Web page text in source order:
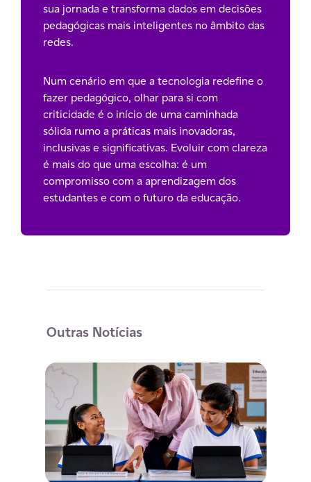
sua jornada e transforma dados em decisões
pedagógicas mais inteligentes no âmbito das
redes.
Num cenário em que a tecnologia redefine o
fazer pedagógico, olhar para si com
criticidade é o início de uma caminhada
sólida rumo a práticas mais inovadoras,
inclusivas e significativas. Evoluir com clareza
é mais do que uma escolha: é um
compromisso com a aprendizagem dos
estudantes e com o futuro da educação.
Outras Notícias